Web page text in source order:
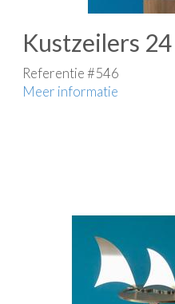
Kustzeilers
Referentie #546
Meer informatie